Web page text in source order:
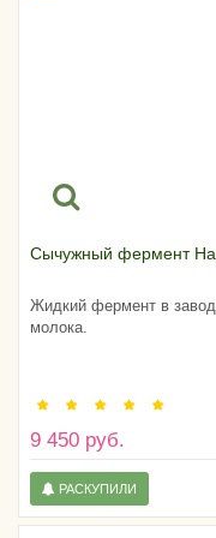
Сычужный фермент
Жидкий фермент в
молока.
9 450 руб.
РАСКУПИЛИ